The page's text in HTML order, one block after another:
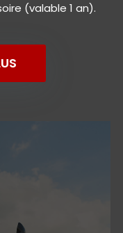
(valable 1 an).